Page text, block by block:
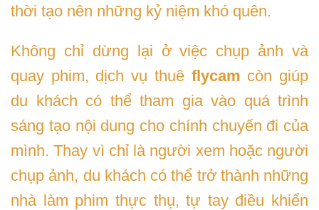
thời tạo nên những kỷ niệm khó quên.
Không chỉ dừng lại ở việc chụp ảnh và
quay phim, dịch vụ thuê flycam còn giúp
du khách có thể tham gia vào quá trình
sáng tạo nội dung cho chính chuyến đi của
mình. Thay vì chỉ là người xem hoặc người
chụp ảnh, du khách có thể trở thành những
nhà làm phim thực thụ, tự tay điều khiển